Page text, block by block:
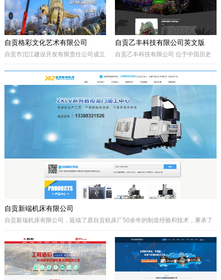
自贡乙丰科技有限公司英文版
自贡乙丰科技有限公司 位于中国历史
城”、“千年盐都”美誉的四川省自贡市。
公司自成立以来秉承质量第一、诚信为
本、开拓创兴的经营理念为宗旨，取得
了国内外客户的高度认可。公司拥有优
秀的策划设计团队、实战经验丰富的施
工队伍、科学的管理模式，秉承着创新
的理念、先进的技术、严格的施工管
理、热诚服务的态度为客户创造更大的
自贡格彩文化艺术有限公司
自贡市沱江建设开发有限责任公司成立
于自贡市高新区金泽华府旁，注册资本
10000万元，由自贡市城市建设投资开
发集团有限公司、自贡市鸿宇实业有限
公司、自贡市大安区汇安国有资本投资
运营集团有限公司、自贡市宇盛投资有
限公司等四个国有公司出资组建，市城
投集团控股。公司经营范围是沱江航电
镇、新农村和现代农业建设、移民安置
服务，基础设施及岸线生态建设，河道
疏浚、水环境治理和水资源经营利用，
港口码头装卸与仓储、港口物流...
自贡新端机床有限公司
自贡新瑞机床有限公司，延续了原自贡机床厂50余年的制造经验和技术，秉承了
公司生产：Z系列摇臂钻床、Z系列立式钻床、ZLKV系列数控龙门加工中心、ZLK
系列数控龙门钻床、VMC、立式加工中心、成套孔系加工专用机床、钻攻生产线
等产品的设计、制造。产品广泛应用于模具、机械制造、汽车制造、航空、船
舶、轨道交通、铁塔、钢结构等工业制造及机械加工领域。